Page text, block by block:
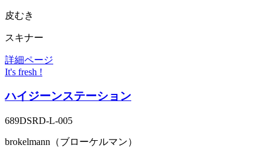
皮むき
スキナー
詳細ページ
It's fresh !
ハイジーンステーション
689DSRD-L-005
brokelmann（ブローケルマン）